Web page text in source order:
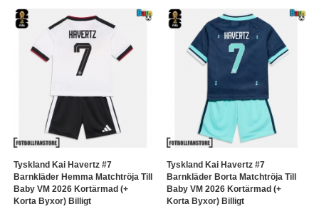
Tyskland Kai Havertz #7
Barnkläder Hemma Matchtröja Till
Baby VM 2026 Kortärmad (+
Korta Byxor) Billigt
Tyskland Kai Havertz #7
Barnkläder Borta Matchtröja Till
Baby VM 2026 Kortärmad (+
Korta Byxor) Billigt